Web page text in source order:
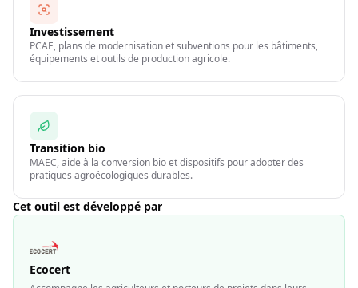
Investissement
PCAE, plans de modernisation et subventions pour les bâtiments,
équipements et outils de production agricole.
Transition bio
MAEC, aide à la conversion bio et dispositifs pour adopter des
pratiques agroécologiques durables.
Cet outil est développé par
Ecocert